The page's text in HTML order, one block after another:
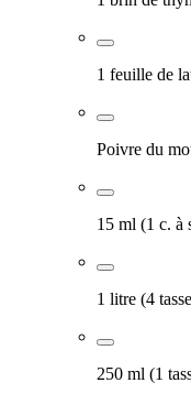
1 feuille de
Poivre du
15 ml (1 c. à
1 litre (4
250 ml (1